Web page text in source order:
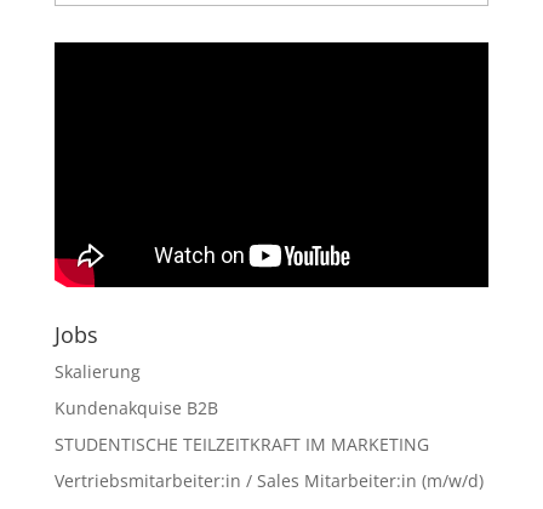
der
Artikel
Jobs
Skalierung
Kundenakquise B2B
STUDENTISCHE TEILZEITKRAFT IM MARKETING
Vertriebsmitarbeiter:in / Sales Mitarbeiter:in (m/w/d)